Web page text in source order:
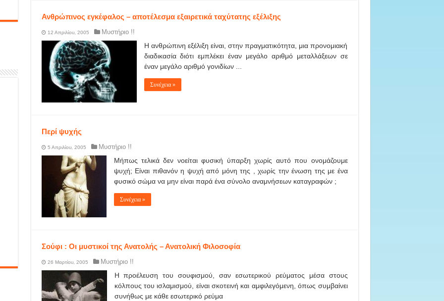
Ανθρώπινος εγκέφαλος – αποτέλεσμα εξαιρετικά ταχύτατης εξέλιξης
12 Απριλίου, 2005 Μυστήριο !!
Η ανθρώπινη εξέλιξη είναι, στην πραγματικότητα, μια προνομιακή
διαδικασία διότι εμπλέκει έναν μεγάλο αριθμό μεταλλάξεων σε
έναν μεγάλο αριθμό γονιδίων ...
Συνέχεια »
Περί ψυχής
5 Απριλίου, 2005 Μυστήριο !!
Μήπως τελικά δεν νοείται φυσική ύπαρξη χωρίς αυτό που ονομάζουμε
ψυχή; Είναι πιθανόν η ψυχή από μόνη της , χωρίς την ένωση της με ένα
φυσικό σώμα να μην είναι παρά ένα σύνολο αναμνήσεων καταγραφών ;
Συνέχεια »
Σούφι : Οι μυστικοί της Ανατολής – Ανατολική Φιλοσοφία
26 Μαρτίου, 2005 Μυστήριο !!
Η προέλευση του σουφισμού, σαν εσωτερικού ρεύματος μέσα στους
κόλπους του ισλαμισμού, είναι σκοτεινή και αμφιλεγόμενη, όπως συμβαίνει
συνήθως με κάθε εσωτερικό ρεύμα